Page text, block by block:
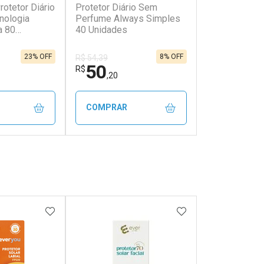
Diário
80
23% OFF
Protetor Diário Sem
Perfume Always Simples
40 Unidades
R$ 54,39
R$50,20
8% OFF
COMPRAR
ADICIONAR AOS FAVORITOSADICIONAR AOS